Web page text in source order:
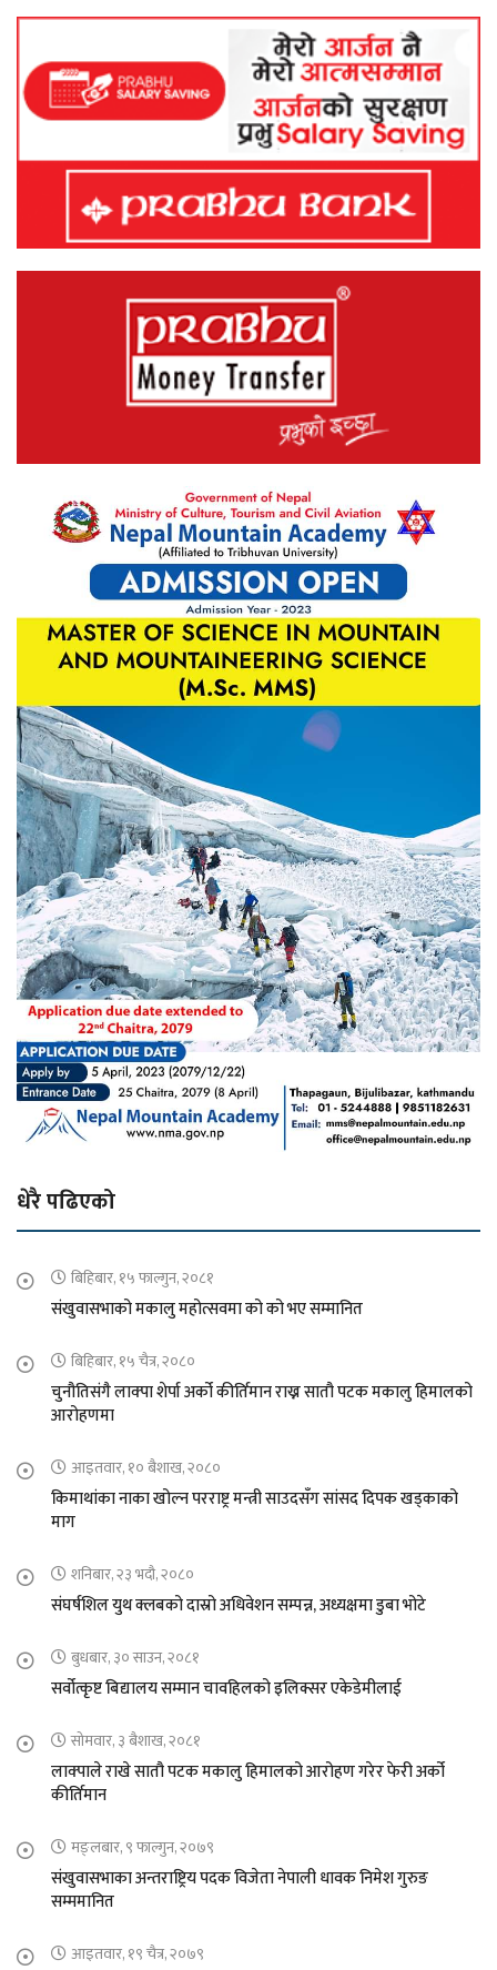
धेरै पढिएको
बिहिबार, १५ फाल्गुन, २०८१
संखुवासभाको मकालु महोत्सवमा को को भए सम्मानित
बिहिबार, १५ चैत्र, २०८०
चुनौतिसंगै लाक्पा शेर्पा अर्को कीर्तिमान राख्न सातौ पटक मकालु हिमालको
आरोहणमा
आइतवार, १० बैशाख, २०८०
किमाथांका नाका खोल्न परराष्ट्र मन्त्री साउदसँग सांसद दिपक खड्काको
माग
शनिबार, २३ भदौ, २०८०
संघर्षशिल युथ क्लबको दास्रो अधिवेशन सम्पन्न, अध्यक्षमा डुबा भोटे
बुधबार, ३० साउन, २०८१
सर्वोत्कृष्ट बिद्यालय सम्मान चावहिलको इलिक्सर एकेडेमीलाई
सोमवार, ३ बैशाख, २०८१
लाक्पाले राखे सातौ पटक मकालु हिमालको आरोहण गरेर फेरी अर्को
कीर्तिमान
मङ्लबार, ९ फाल्गुन, २०७९
संखुवासभाका अन्तराष्ट्रिय पदक विजेता नेपाली धावक निमेश गुरुङ
सम्ममानित
आइतवार, १९ चैत्र, २०७९